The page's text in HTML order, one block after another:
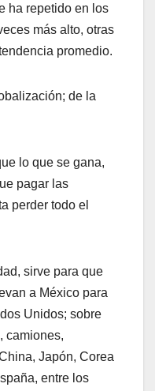
ha repetido en los
más alto, otras
promedio.
de la
lo que se gana,
pagar las
perder todo el
sirve para que
a México para
Unidos; sobre
camiones,
Japón, Corea
entre los